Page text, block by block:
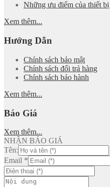
Những ưu điểm của thiết
Xem thêm...
Hướng Dẫn
Chính sách bảo mật
Chính sách đổi trả hàng
Chính sách bảo hành
Xem thêm...
Báo Giá
Xem thêm...
NHẬN BÁO GIÁ
Tên:
Email *